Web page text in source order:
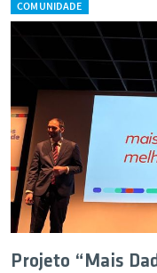
COMUNIDADE
Projeto “Mais